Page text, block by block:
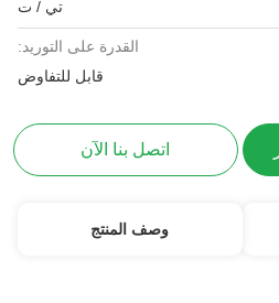
تي / ت
القدرة على التوريد:
قابل للتفاوض
اتصل بنا الآن
وصف المنتج